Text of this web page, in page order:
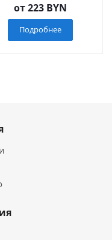
от223 BYN
Подробнее